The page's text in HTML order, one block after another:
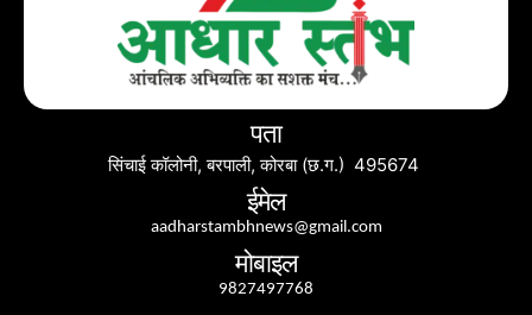
पता
सिंचाई कॉलोनी, बरपाली, कोरबा (छ.ग.) 495674
ईमेल
aadharstambhnews@gmail.com
मोबाइल
9827497768